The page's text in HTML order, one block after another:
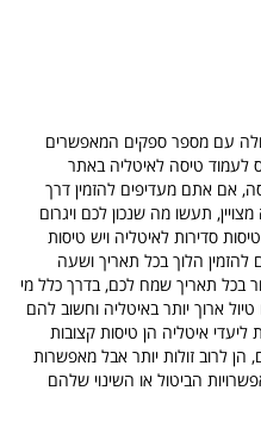
עם מספר ספקים המאפשרים
לעמוד טיסה לאיטליה באתר
אם אתם מעדיפים להזמין דרך
תעשו מה שנכון לכם ויגרום
סדירות לאיטליה ויש טיסות
הלוך בכל תאריך ושעה
בכל תאריך שמח לכם, בדרך כלל מי
ארוך יותר באיטליה וחשוב להם
איטליה הן טיסות קצובות
כלל טיסות ל 3-4-5-6-7 ימים, הן לרוב זולות יותר אבל מאפשרות
הביטול או השינוי שלהם